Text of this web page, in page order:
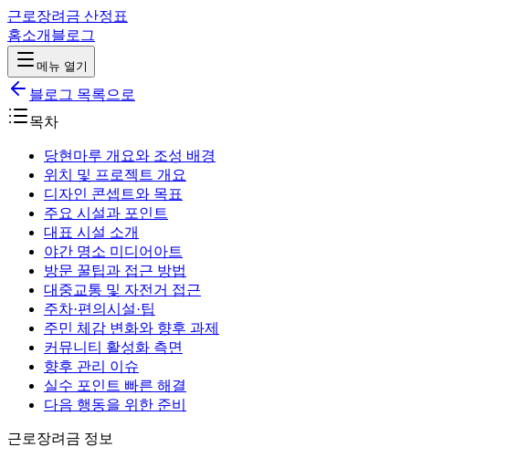
근로장려금 산정표
홈소개 블로그
메뉴 열기
블로그 목록으로
목차
당현마루 개요와 조성 배경
위치 및 프로젝트 개요
디자인 콘셉트와 목표
주요 시설과 포인트
대표 시설 소개
야간 명소 미디어아트
방문 꿀팁과 접근 방법
대중교통 및 자전거 접근
주차·편의시설·팁
주민 체감 변화와 향후 과제
커뮤니티 활성화 측면
향후 관리 이슈
실수 포인트 빠른 해결
다음 행동을 위한 준비
근로장려금 정보